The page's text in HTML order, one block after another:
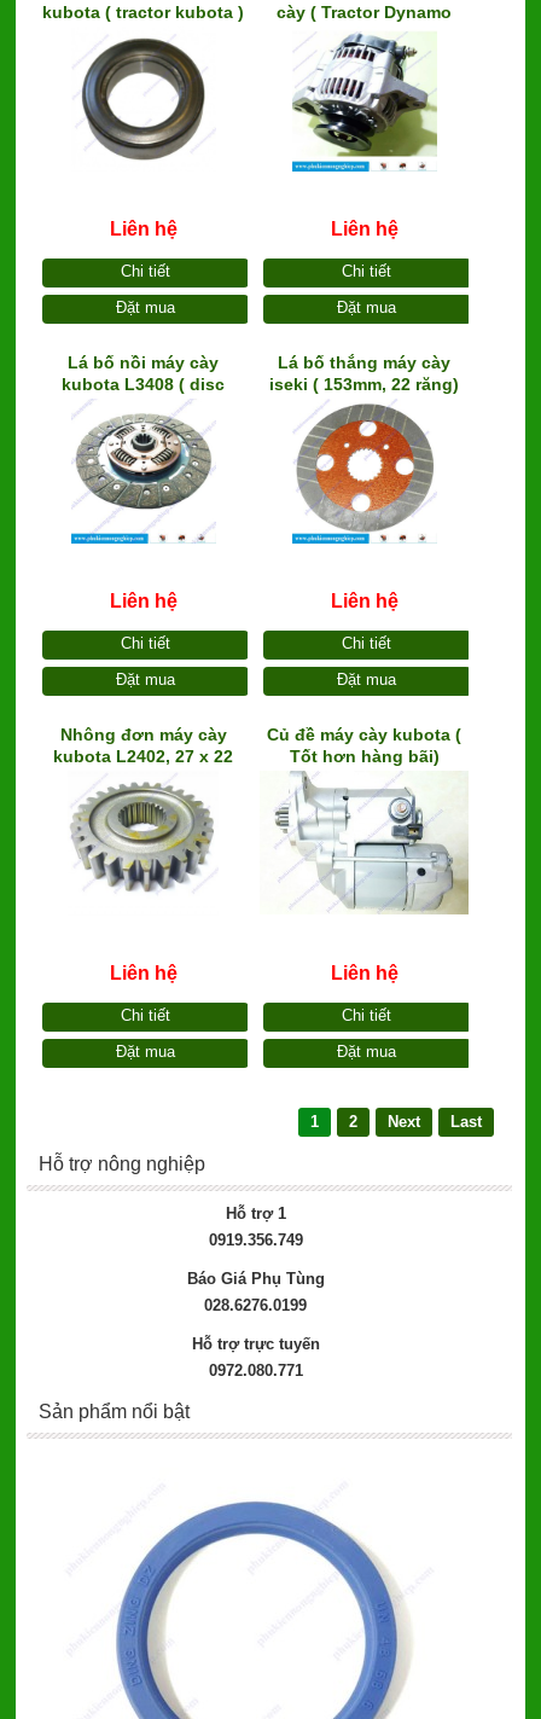
kubota ( tractor kubota )
Liên hệ
Chi tiết
Đặt mua
cày ( Tractor Dynamo
parts )
Liên hệ
Chi tiết
Đặt mua
Lá bố nồi máy cày
kubota L3408 ( disc
clutch for tractor)
Liên hệ
Chi tiết
Đặt mua
Lá bố thắng máy cày
iseki ( 153mm, 22 răng)
Liên hệ
Chi tiết
Đặt mua
Nhông đơn máy cày
kubota L2402, 27 x 22
răng ( tầng nhanh chậm
kubota)
Liên hệ
Chi tiết
Đặt mua
Củ đề máy cày kubota (
Tốt hơn hàng bãi)
Liên hệ
Chi tiết
Đặt mua
1 2 Next Last
Hỗ trợ nông nghiệp
Hỗ trợ 1
0919.356.749
Báo Giá Phụ Tùng
028.6276.0199
Hỗ trợ trực tuyến
0972.080.771
Sản phẩm nổi bật